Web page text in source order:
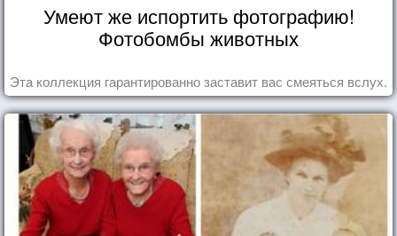
Умеют же испортить фотографию!
Фотобомбы животных
Эта коллекция гарантированно заставит вас смеяться вслух.